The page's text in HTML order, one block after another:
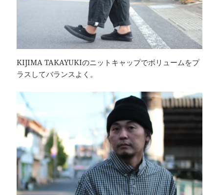
KIJIMA TAKAYUKIのニットキャップでボリュームをプ
ラスしてバランスよく。